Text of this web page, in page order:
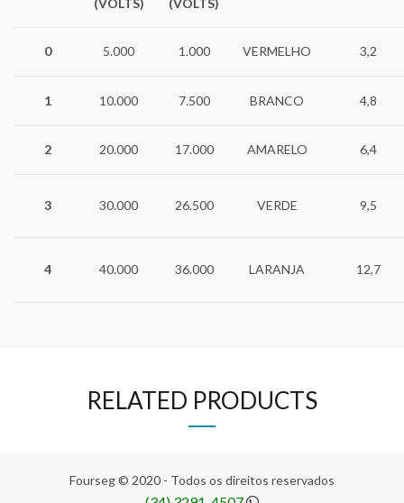
(VOLTS)
(VOLTS)
0 5.000 1.000 VERMELHO 3,2
1 10.000 7.500 BRANCO 4,8
2 20.000 17.000 AMARELO 6,4
3 30.000 26.500 VERDE 9,5
4 40.000 36.000 LARANJA 12,7
RELATED PRODUCTS
Fourseg © 2020 - Todos os direitos reservados